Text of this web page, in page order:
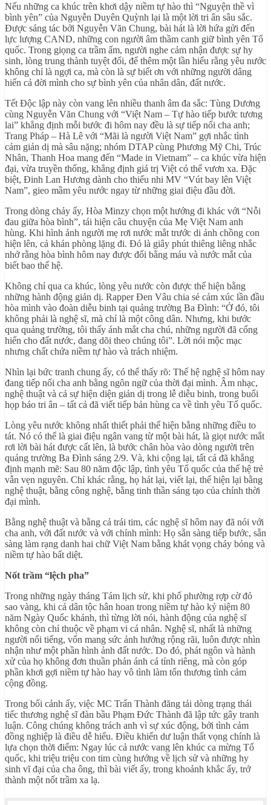
Nếu những ca khúc trên khơi dậy niềm tự hào thì “Nguyện thề vì
bình yên” của Nguyễn Duyên Quỳnh lại là một lời tri ân sâu sắc.
Được sáng tác bởi Nguyễn Văn Chung, bài hát là lời hứa gửi đến
lực lượng CAND, những con người âm thầm canh giữ bình yên Tổ
quốc. Trong giọng ca trầm ấm, người nghe cảm nhận được sự hy
sinh, lòng trung thành tuyệt đối, để thêm một lần hiểu rằng yêu nước
không chỉ là ngợi ca, mà còn là sự biết ơn với những người dâng
hiến cả đời mình cho sự bình yên của nhân dân, đất nước.
Tết Độc lập này còn vang lên nhiều thanh âm đa sắc: Tùng Dương
cùng Nguyễn Văn Chung với “Việt Nam – Tự hào tiếp bước tương
lai” khẳng định mỗi bước đi hôm nay đều là sự tiếp nối cha anh;
Trang Pháp – Hà Lê với “Mãi là người Việt Nam” gợi nhắc tình
cảm giản dị mà sâu nặng; nhóm DTAP cùng Phương Mỹ Chi, Trúc
Nhân, Thanh Hoa mang đến “Made in Vietnam” – ca khúc vừa hiện
đại, vừa truyền thống, khẳng định giá trị Việt có thể vươn xa. Đặc
biệt, Đinh Lan Hương dành cho thiếu nhi MV “Vút bay lên Việt
Nam”, gieo mầm yêu nước ngay từ những giai điệu đầu đời.
Trong dòng chảy ấy, Hòa Minzy chọn một hướng đi khác với “Nỗi
đau giữa hòa bình”, tái hiện câu chuyện của Mẹ Việt Nam anh
hùng. Khi hình ảnh người mẹ rơi nước mắt trước di ảnh chồng con
hiện lên, cả khán phòng lặng đi. Đó là giây phút thiêng liêng nhắc
nhở rằng hòa bình hôm nay được đổi bằng máu và nước mắt của
biết bao thế hệ.
Không chỉ qua ca khúc, lòng yêu nước còn được thể hiện bằng
những hành động giản dị. Rapper Đen Vâu chia sẻ cảm xúc lần đầu
hòa mình vào đoàn diễu binh tại quảng trường Ba Đình: “Ở đó, tôi
không phải là nghệ sĩ, mà chỉ là một công dân. Nhưng, khi bước
qua quảng trường, tôi thấy ánh mắt cha chú, những người đã cống
hiến cho đất nước, đang dõi theo chúng tôi”. Lời nói mộc mạc
nhưng chất chứa niềm tự hào và trách nhiệm.
Nhìn lại bức tranh chung ấy, có thể thấy rõ: Thế hệ nghệ sĩ hôm nay
đang tiếp nối cha anh bằng ngôn ngữ của thời đại mình. Âm nhạc,
nghệ thuật và cả sự hiện diện giản dị trong lễ diễu binh, trong buổi
họp báo tri ân – tất cả đã viết tiếp bản hùng ca về tình yêu Tổ quốc.
Lòng yêu nước không nhất thiết phải thể hiện bằng những điều to
tát. Nó có thể là giai điệu ngân vang từ một bài hát, là giọt nước mắt
rơi lời bài hát được cất lên, là bước chân hòa vào dòng người trên
quảng trường Ba Đình sáng 2/9. Và, khi cộng lại, tất cả đã khẳng
định mạnh mẽ: Sau 80 năm độc lập, tình yêu Tổ quốc của thế hệ trẻ
vẫn vẹn nguyên. Chỉ khác rằng, họ hát lại, viết lại, thể hiện lại bằng
nghệ thuật, bằng công nghệ, bằng tinh thần sáng tạo của chính thời
đại mình.
Bằng nghệ thuật và bằng cả trái tim, các nghệ sĩ hôm nay đã nói với
cha anh, với đất nước và với chính mình: Họ sẵn sàng tiếp bước, sẵn
sàng làm rạng danh hai chữ Việt Nam bằng khát vọng cháy bỏng và
niềm tự hào bất diệt.
Nốt trầm “lệch pha”
Trong những ngày tháng Tám lịch sử, khi phố phường rợp cờ đỏ
sao vàng, khi cả dân tộc hân hoan trong niềm tự hào kỷ niệm 80
năm Ngày Quốc khánh, thì từng lời nói, hành động của nghệ sĩ
không còn chỉ thuộc về phạm vi cá nhân. Nghệ sĩ, nhất là những
người nổi tiếng, vốn mang sức ảnh hưởng rộng rãi, luôn được nhìn
nhận như một phần hình ảnh đất nước. Do đó, phát ngôn và hành
xử của họ không đơn thuần phản ánh cá tính riêng, mà còn góp
phần khơi gợi niềm tự hào hay vô tình làm tổn thương tình cảm
cộng đồng.
Trong bối cảnh ấy, việc MC Trấn Thành đăng tải dòng trạng thái
tiếc thương nghệ sĩ đàn bầu Phạm Đức Thành đã lập tức gây tranh
luận. Công chúng không trách anh vì sự xúc động, bởi tình cảm
đồng nghiệp là điều dễ hiểu. Điều khiến dư luận thất vọng chính là
lựa chọn thời điểm: Ngay lúc cả nước vang lên khúc ca mừng Tổ
quốc, khi triệu triệu con tim cùng hướng về lịch sử và những hy
sinh vĩ đại của cha ông, thì bài viết ấy, trong khoảnh khắc ấy, trở
thành một nốt trầm xa lạ.